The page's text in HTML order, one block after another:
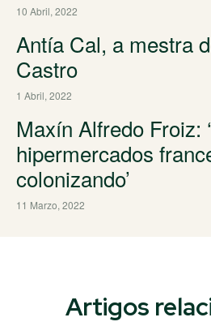
10 Abril, 2022
Antía Cal, a mestra
Castro
1 Abril, 2022
Maxín Alfredo Froiz:
hipermercados
colonizando’
11 Marzo, 2022
Artigos